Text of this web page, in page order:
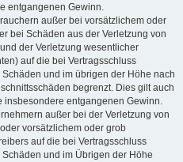
entgangenen Gewinn.
außer bei vorsätzlichem oder
bei Schäden aus der Verletzung von
der Verletzung wesentlicher
auf die bei Vertragsschluss
und im übrigen der Höhe nach
begrenzt. Dies gilt auch
entgangenen Gewinn.
außer bei der Verletzung von
vorsätzlichem oder grob
auf die bei Vertragsschluss
und im Übrigen der Höhe